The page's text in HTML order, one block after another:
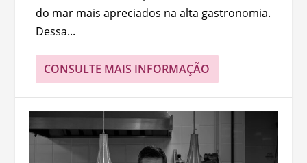
do mar mais apreciados na alta gastronomia.
Dessa...
CONSULTE MAIS INFORMAÇÃO